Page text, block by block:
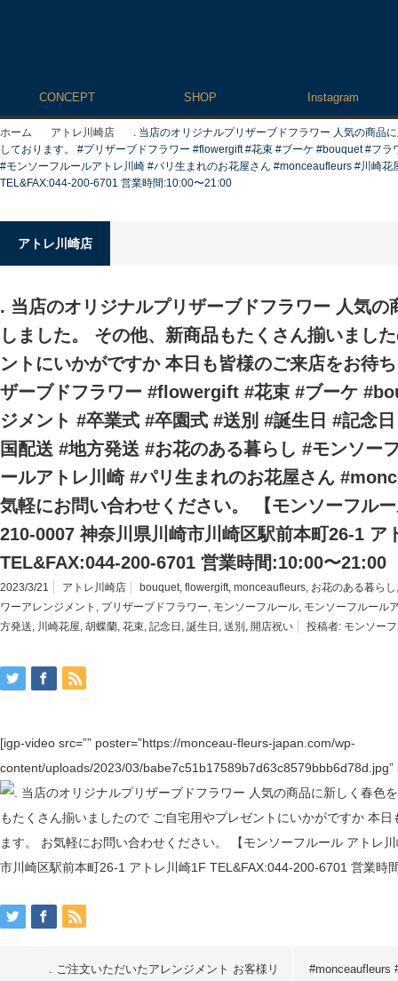
CONCEPT SHOP Instagram
ホーム アトレ川崎店
. 当店のオリジナルプリザーブドフラワー 人気の商品
しております。 #プリザーブドフラワー #flowergift #花束 #ブーケ #bouquet #フ
#モンソーフルールアトレ川崎 #パリ生まれのお花屋さん #monceaufleurs #川崎
TEL&FAX:044-200-6701 営業時間:10:00〜21:00
アトレ川崎店
. 当店のオリジナルプリザーブドフラワー 人気の
しました。 その他、新商品もたくさん揃いまし
ントにいかがですか 本日も皆様のご来店をお待
ザーブドフラワー #flowergift #花束 #ブーケ
ジメント #卒業式 #卒園式 #送別 #誕生日 #記念
国配送 #地方発送 #お花のある暮らし #モンソー
ールアトレ川崎 #パリ生まれのお花屋さん
気軽にお問い合わせください。 【モンソーフル
210-0007 神奈川県川崎市川崎区駅前本町26-1 ア
TEL&FAX:044-200-6701 営業時間:10:00〜21:00
2023/3/21 アトレ川崎店 bouquet, flowergift, monceaufleurs, お花のある暮らし
ワーアレンジメント , プリザーブドフラワー, モンソーフルール, モンソーフルール
方発送, 川崎花屋, 胡蝶蘭, 花束, 記念日 , 誕生日 , 送別 , 開店祝い 投稿者: モンソー
[igp-video src=”” poster=”https://monceau-fleurs-japan.com/wp-
content/uploads/2023/03/babe7c51b17589b7d63c8579bbb6d78d.jpg”
. ご注文いただいたアレンジメント お客様リ
#monceaufleurs